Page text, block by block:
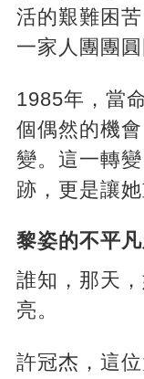
活的艱難困
一家人團團
1985年，當
個偶然的機
變。這一轉
跡，更是讓
黎姿的不平
誰知，那天
亮。
許冠杰，這